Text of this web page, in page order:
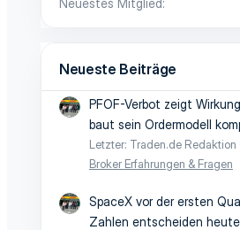
Neueste Beiträge
PFOF-Verbot zeigt
baut sein Ordermodell
Letzter: Traden.de Redaktion
Broker Erfahrungen & Fragen
SpaceX vor der ersten
Zahlen entscheiden